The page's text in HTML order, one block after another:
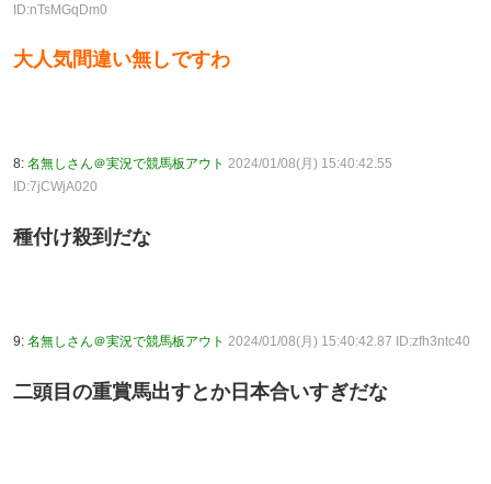
ID:nTsMGqDm0
大人気間違い無しですわ
8: 名無しさん＠実況で競馬板アウト 2024/01/08(月) 15:40:42.55
ID:7jCWjA020
種付け殺到だな
9: 名無しさん＠実況で競馬板アウト 2024/01/08(月) 15:40:42.87 ID:zfh3ntc40
二頭目の重賞馬出すとか日本合いすぎだな